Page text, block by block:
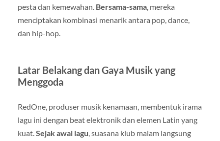
pesta dan kemewahan. Bersama-sama, mereka
menciptakan kombinasi menarik antara pop, dance,
dan hip-hop.
Latar Belakang dan Gaya Musik yang
Menggoda
RedOne, produser musik kenamaan, membentuk irama
lagu ini dengan beat elektronik dan elemen Latin yang
kuat.Sejak awal lagu, suasana klub malam langsung